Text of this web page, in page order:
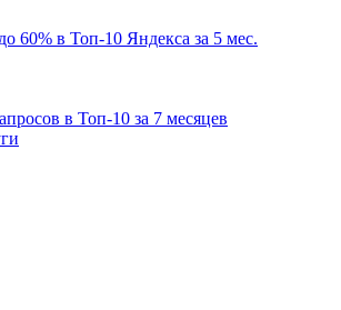
60% в Топ-10 Яндекса за 5 мес.
в Топ-10 за 7 месяцев